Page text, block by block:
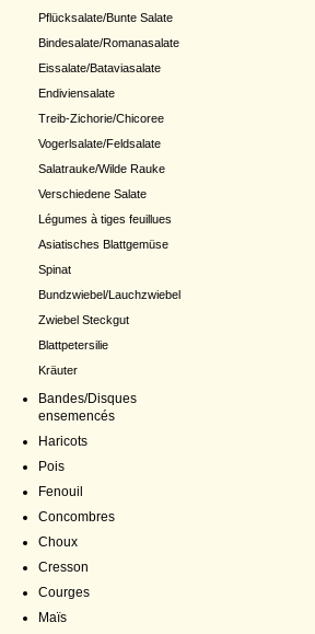
Pflücksalate/Bunte Salate
Bindesalate/Romanasalate
Eissalate/Bataviasalate
Endiviensalate
Treib-Zichorie/Chicoree
Vogerlsalate/Feldsalate
Salatrauke/Wilde Rauke
Verschiedene Salate
Légumes à tiges feuillues
Asiatisches Blattgemüse
Spinat
Bundzwiebel/Lauchzwiebel
Zwiebel Steckgut
Blattpetersilie
Kräuter
Bandes/Disques
ensemencés
Haricots
Pois
Fenouil
Concombres
Choux
Cresson
Courges
Maïs